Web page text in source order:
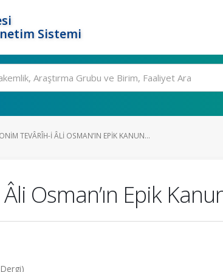
Sistemi
TEVÂRÎH-I ÂLI OSMAN’IN EPIK KANUN...
Osman’ın Epik